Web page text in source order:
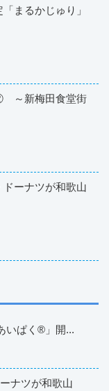
まるかじゅり」
～新梅田食堂街
ーナツが和歌山
いぱく®」開...
ナツが和歌山